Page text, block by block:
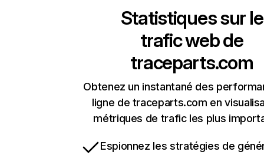
Statistiques sur le
trafic web de
traceparts.com
Obtenez un instantané des
ligne de traceparts.com en
métriques de trafic les plus
Espionnez les stratégies de